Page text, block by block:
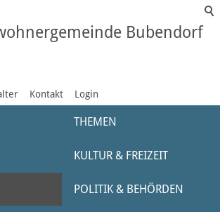
Bubendorf
Kontakt Login
THEMEN
KULTUR & FREIZEIT
POLITIK & BEHÖRDEN